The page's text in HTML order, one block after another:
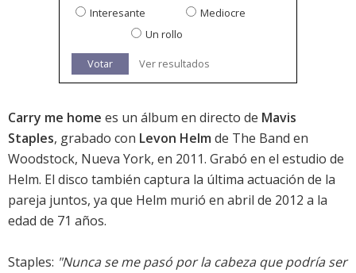
Interesante
Mediocre
Un rollo
Votar Ver resultados
Carry me home es un álbum en directo de Mavis
Staples, grabado con Levon Helm de The Band en
Woodstock, Nueva York, en 2011. Grabó en el estudio de
Helm. El disco también captura la última actuación de la
pareja juntos, ya que Helm murió en abril de 2012 a la
edad de 71 años.
Staples: "Nunca se me pasó por la cabeza que podría ser